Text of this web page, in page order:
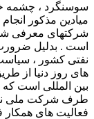
سوسنگرد ، چشمه
میادین مذکور
شرکتهای معرفی
است . بدلیل
نفتی کشور ،
های روز دنیا از
بین المللی است که
طرف شرکت ملی
فعالیت های همکار